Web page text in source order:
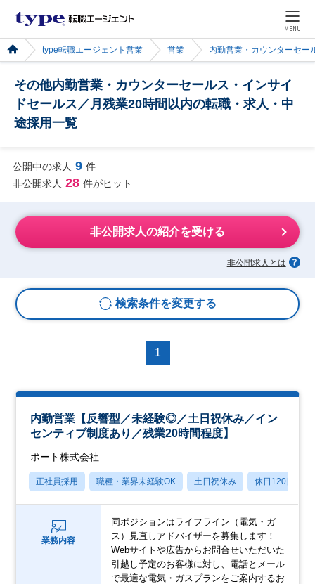
MENU
type転職エージェント営業 営業 内勤営業・カウンターセー
その他内勤営業・カウンターセールス・インサイ
ドセールス／月残業20時間以内の転職・求人・中
途採用一覧
公開中の求人 9 件
非公開求人 28 件がヒット
非公開求人の紹介を受ける
非公開求人とは
検索条件を変更する
1
内勤営業【反響型／未経験◎／土日祝休み／イン
センティブ制度あり／残業20時間程度】
ポート株式会社
正社員採用 職種・業界未経験OK 土日祝休み 休日120日以上
業務内容
同ポジションはライフライン（電気・ガ
ス）見直しアドバイザーを募集します！
Webサイトや広告からお問合せいただいた
引越し予定のお客様に対し、電話とメール
で最適な電気・ガスプランをご案内するお